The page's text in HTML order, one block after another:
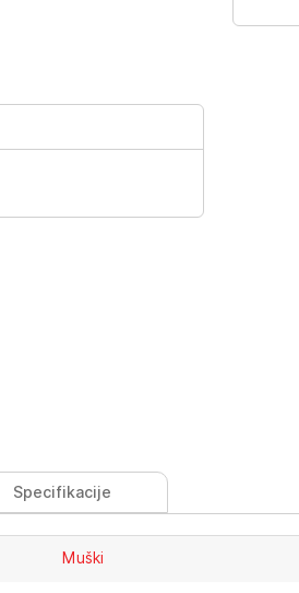
Specifikacije
Muški